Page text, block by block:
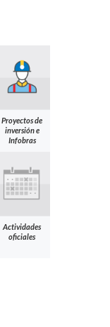
Proyectos de
inversión e
Infobras
Actividades
oficiales